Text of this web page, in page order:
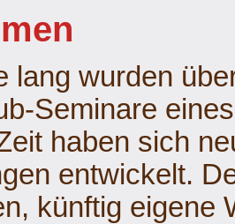
lang wurden
Seminare
haben sich
entwickelt.
künftig eigene